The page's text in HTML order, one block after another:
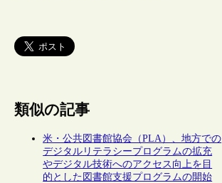
類似の記事
米・公共図書館協会（PLA）、地方での
デジタルリテラシープログラムの拡充
やデジタル技術へのアクセス向上を目
的とした図書館支援プログラムの開始